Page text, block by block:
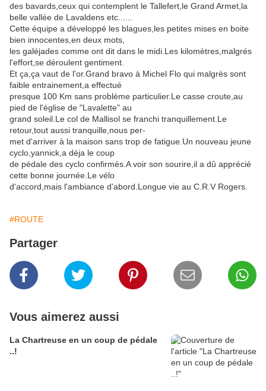
des bavards,ceux qui contemplent le Tallefert,le Grand Armet,la
belle vallée de Lavaldens etc......
Cette équipe a développé les blagues,les petites mises en boite
bien innocentes,en deux mots,
les galéjades comme ont dit dans le midi.Les kilomètres,malgrés
l'effort,se déroulent gentiment.
Et ça,ça vaut de l'or.Grand bravo à Michel Flo qui malgrès sont
faible entrainement,a effectué
presque 100 Km sans problème particulier.Le casse croute,au
pied de l'église de "Lavalette" au
grand soleil.Le col de Mallisol se franchi tranquillement.Le
retour,tout aussi tranquille,nous per-
met d'arriver à la maison sans trop de fatigue.Un nouveau jeune
cyclo,yannick,a déja le coup
de pédale des cyclo confirmés.A voir son sourire,il a dû apprécié
cette bonne journée.Le vélo
d'accord,mais l'ambiance d'abord.Longue vie au C.R.V Rogers.
#ROUTE
Partager
Vous aimerez aussi
La Chartreuse en un coup de pédale
..!